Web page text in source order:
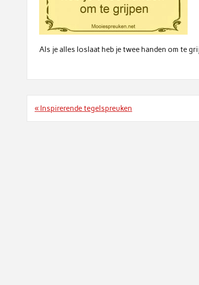
Als je alles loslaat heb je twee handen om te
Bericht
« Inspirerende tegelspreuken